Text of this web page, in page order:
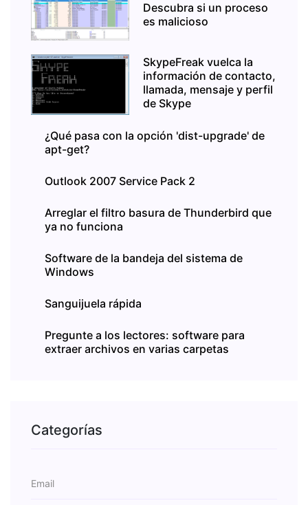
Descubra si un proceso
es malicioso
SkypeFreak vuelca la
información de contacto,
llamada, mensaje y perfil
de Skype
¿Qué pasa con la opción 'dist-upgrade' de
apt-get?
Outlook 2007 Service Pack 2
Arreglar el filtro basura de Thunderbird que
ya no funciona
Software de la bandeja del sistema de
Windows
Sanguijuela rápida
Pregunte a los lectores: software para
extraer archivos en varias carpetas
Categorías
Email